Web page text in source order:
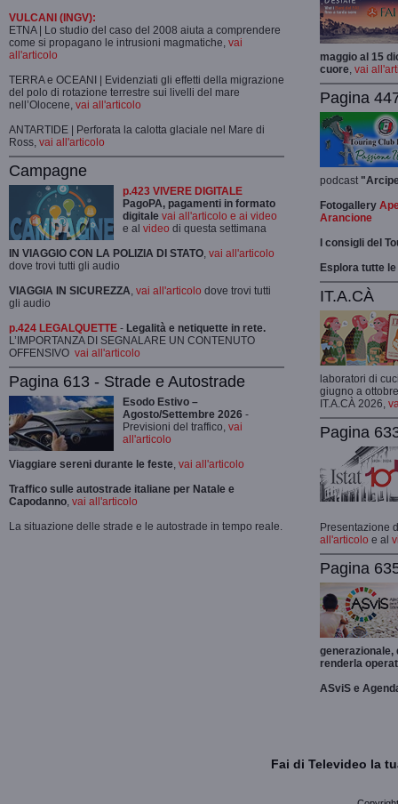
VULCANI (INGV):
ETNA | Lo studio del caso del 2008 aiuta a comprendere
come si propagano le intrusioni magmatiche, vai
all'articolo
TERRA e OCEANI | Evidenziati gli effetti della migrazione
del polo di rotazione terrestre sui livelli del mare
nell’Olocene, vai all'articolo
ANTARTIDE | Perforata la calotta glaciale nel Mare di
Ross, vai all'articolo
Campagne
p.423 VIVERE DIGITALE
PagoPA, pagamenti in formato
digitale vai all'articolo e ai video
e al video di questa settimana
IN VIAGGIO CON LA POLIZIA DI STATO, vai all'articolo
dove trovi tutti gli audio
VIAGGIA IN SICUREZZA, vai all'articolo dove trovi tutti
gli audio
p.424 LEGALQUETTE - Legalità e netiquette in rete.
L’IMPORTANZA DI SEGNALARE UN CONTENUTO
OFFENSIVO vai all'articolo
Pagina 613 - Strade e Autostrade
Esodo Estivo –
Agosto/Settembre 2026 -
Previsioni del traffico, vai
all'articolo
Viaggiare sereni durante le feste, vai all'articolo
Traffico sulle autostrade italiane per Natale e
Capodanno, vai all'articolo
La situazione delle strade e le autostrade in tempo reale.
maggio al 15
cuore, vai
Pagina
podcast
Fotogallery
Arancione
I consigli del
Esplora tutte
IT.A.CÀ
laboratori di
giugno a
IT.A.CÀ 2026,
Pagina
Presentazione
all'articolo e al
Pagina
generazionale,
renderla
ASviS e
Fai di Televideo la